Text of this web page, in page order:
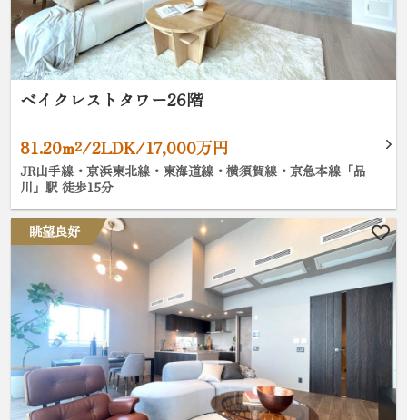
ベイクレストタワー26階
81.20m²/2LDK/17,000万円
JR山手線・京浜東北線・東海道線・横須賀線・京急本線「品
川」駅 徒歩15分
眺望良好